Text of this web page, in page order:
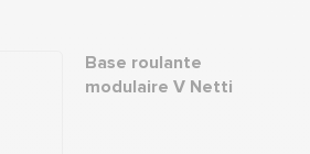
Base roulante
modulaire V Netti